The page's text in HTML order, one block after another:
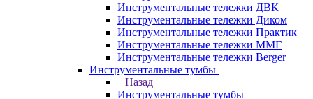
Инструментальные тележки ДВК
Инструментальные тележки Диком
Инструментальные тележки Практик
Инструментальные тележки ММГ
Инструментальные тележки Berger
Инструментальные тумбы
Назад
Инструментальные тумбы